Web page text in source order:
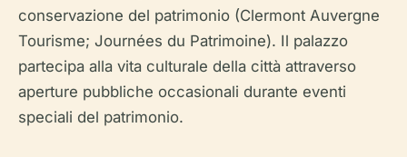
conservazione del patrimonio (Clermont Auvergne
Tourisme; Journées du Patrimoine). Il palazzo
partecipa alla vita culturale della città attraverso
aperture pubbliche occasionali durante eventi
speciali del patrimonio.